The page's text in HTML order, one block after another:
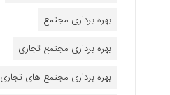
بهره برداری مجتمع
بهره برداری مجتمع تجاری
بهره برداری مجتمع های تجاری